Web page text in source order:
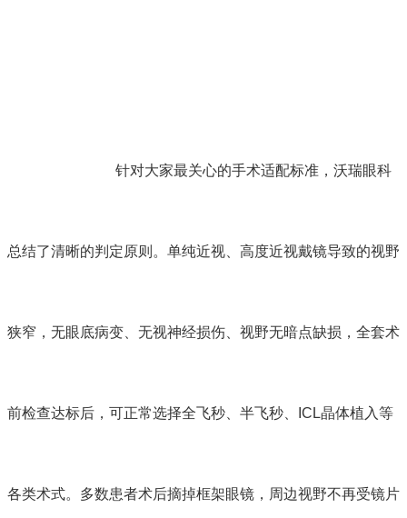
针对大家最关心的手术适配标准，沃瑞眼科
总结了清晰的判定原则。单纯近视、高度近视戴镜导致的视野
狭窄，无眼底病变、无视神经损伤、视野无暗点缺损，全套术
前检查达标后，可正常选择全飞秒、半飞秒、ICL晶体植入等
各类术式。多数患者术后摘掉框架眼镜，周边视野不再受镜片